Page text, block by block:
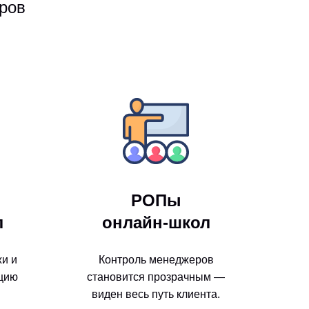
и
РОПы
онлайн-школ
Контроль менеджеров
становится прозрачным —
виден весь путь клиента.